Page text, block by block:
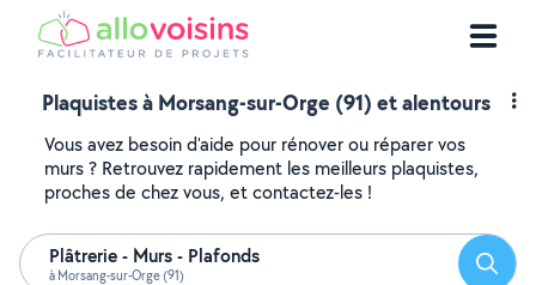
Plaquistes à Morsang-sur-Orge (91) et alentours
Vous avez besoin d'aide pour rénover ou réparer vos
murs ? Retrouvez rapidement les meilleurs plaquistes,
proches de chez vous, et contactez-les !
Plâtrerie - Murs - Plafonds
à Morsang-sur-Orge (91)